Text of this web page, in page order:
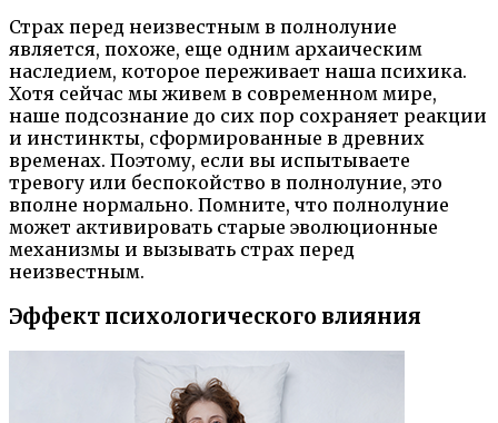
Страх перед неизвестным в полнолуние
является, похоже, еще одним архаическим
наследием, которое переживает наша психика.
Хотя сейчас мы живем в современном мире,
наше подсознание до сих пор сохраняет реакции
и инстинкты, сформированные в древних
временах. Поэтому, если вы испытываете
тревогу или беспокойство в полнолуние, это
вполне нормально. Помните, что полнолуние
может активировать старые эволюционные
механизмы и вызывать страх перед
неизвестным.
Эффект психологического влияния